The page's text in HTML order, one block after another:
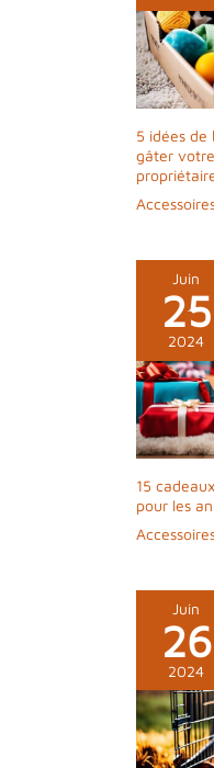
5 idées de
gâter
Juin
25
2024
15
pour les
Juin
26
2024